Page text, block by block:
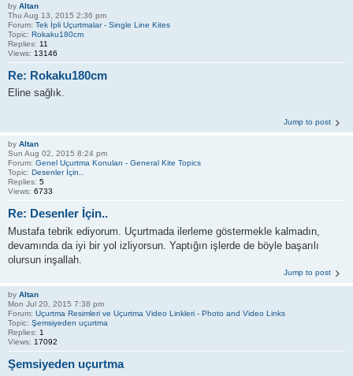
by Altan
Thu Aug 13, 2015 2:36 pm
Forum: Tek İpli Uçurtmalar - Single Line Kites
Topic: Rokaku180cm
Replies: 11
Views: 13146
Re: Rokaku180cm
Eline sağlık.
Jump to post
by Altan
Sun Aug 02, 2015 8:24 pm
Forum: Genel Uçurtma Konuları - General Kite Topics
Topic: Desenler İçin..
Replies: 5
Views: 6733
Re: Desenler İçin..
Mustafa tebrik ediyorum. Uçurtmada ilerleme göstermekle kalmadın,
devamında da iyi bir yol izliyorsun. Yaptığın işlerde de böyle başarılı
olursun inşallah.
Jump to post
by Altan
Mon Jul 20, 2015 7:38 pm
Forum: Uçurtma Resimleri ve Uçurtma Video Linkleri - Photo and Video Links
Topic: Şemsiyeden uçurtma
Replies: 1
Views: 17092
Şemsiyeden uçurtma